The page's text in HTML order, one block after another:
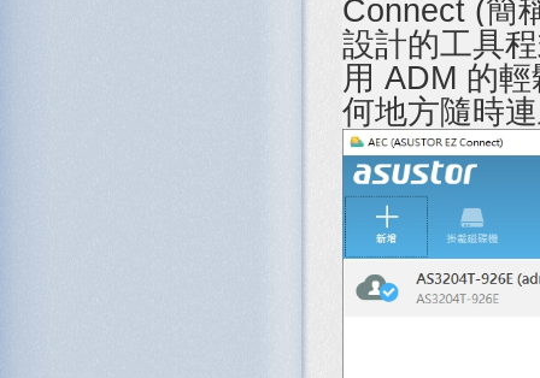
Connect (簡
設計的工具
用 ADM 的
何地方隨時